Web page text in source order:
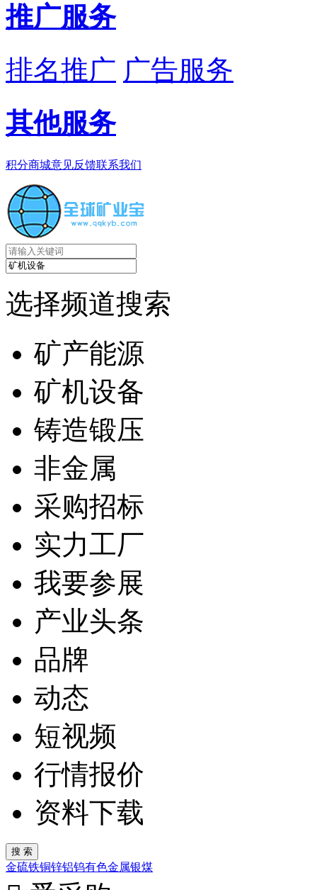
推广服务
排名推广 广告服务
其他服务
积分商城意见反馈联系我们
选择频道搜索
矿产能源
矿机设备
铸造锻压
非金属
采购招标
实力工厂
我要参展
产业头条
品牌
动态
短视频
行情报价
资料下载
金硫铁铜锌铝钨有色金属银煤